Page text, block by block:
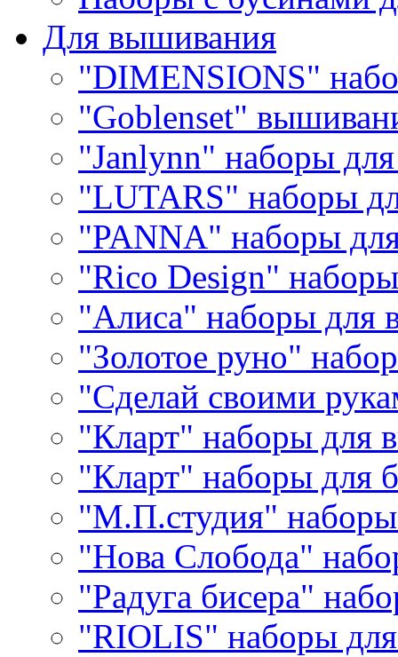
Для вышивания
"DIMENSIONS"
"Goblenset"
"Janlynn" наборы
"LUTARS" наборы
"PANNA" наборы
"Rico Design"
"Алиса" наборы для
"Золотое руно"
"Сделай своими
"Кларт" наборы для
"Кларт" наборы для
"М.П.студия"
"Нова Слобода"
"Радуга бисера"
"RIOLIS" наборы